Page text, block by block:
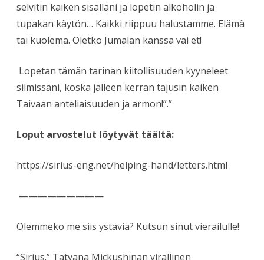
selvitin kaiken sisälläni ja lopetin alkoholin ja
tupakan käytön… Kaikki riippuu halustamme. Elämä
tai kuolema. Oletko Jumalan kanssa vai et!
Lopetan tämän tarinan kiitollisuuden kyyneleet
silmissäni, koska jälleen kerran tajusin kaiken
Taivaan anteliaisuuden ja armon!”.”
Loput arvostelut löytyvät täältä:
https://sirius-eng.net/helping-hand/letters.html
—————————
Olemmeko me siis ystäviä? Kutsun sinut vierailulle!
“Sirius.” Tatyana Mickushinan virallinen